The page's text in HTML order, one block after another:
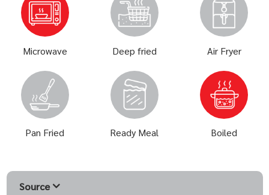
Microwave Deep fried Air Fryer
Pan Fried Ready Meal Boiled
Source